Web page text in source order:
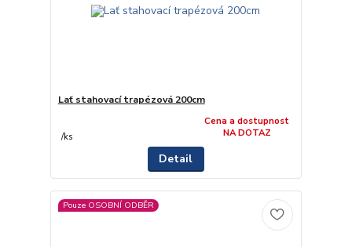
Lať stahovací trapézová 200cm
/ks
Cena a dostupnost
NA DOTAZ
Detail
Pouze OSOBNÍ ODBĚR